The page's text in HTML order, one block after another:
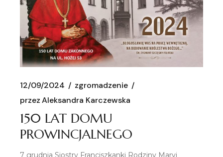
12/09/2024
zgromadzenie
przez Aleksandra Karczewska
150 LAT DOMU
PROWINCJALNEGO
7 grudnia Siostry Franciszkanki Rodziny Maryi